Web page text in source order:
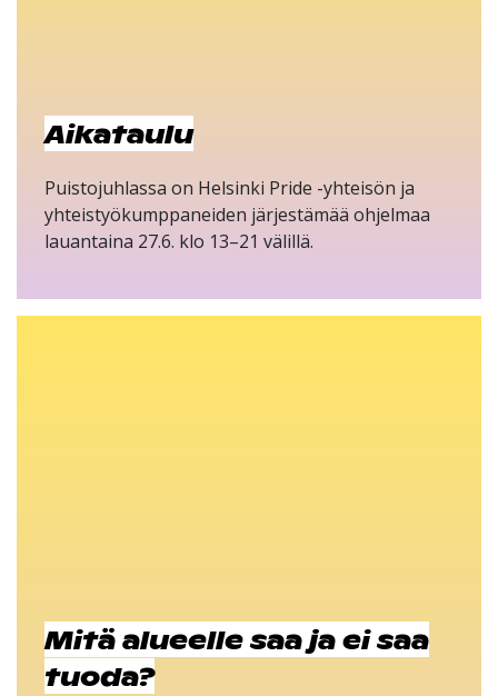
Aikataulu
Puistojuhlassa on Helsinki Pride -yhteisön ja
yhteistyökumppaneiden järjestämää ohjelmaa
lauantaina 27.6. klo 13–21 välillä.
Mitä alueelle saa ja ei saa
tuoda?